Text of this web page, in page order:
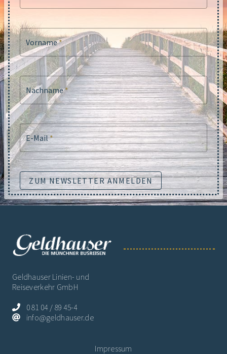
Vorname*
Nachname*
E-Mail*
ZUM NEWSLETTER ANMELDEN
Geldhauser Linien- und
Reiseverkehr GmbH
0 81 04 / 89 45-4
info@geldhauser.de
Impressum